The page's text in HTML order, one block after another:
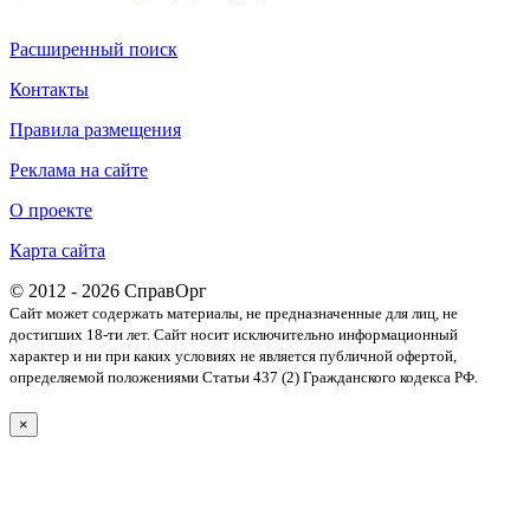
Расширенный поиск
Контакты
Правила размещения
Реклама на сайте
О проекте
Карта сайта
© 2012 - 2026 СправОрг
Сайт может содержать материалы, не предназначенные для лиц, не
достигших 18-ти лет. Cайт носит исключительно информационный
характер и ни при каких условиях не является публичной офертой,
определяемой положениями Статьи 437 (2) Гражданского кодекса РФ.
×